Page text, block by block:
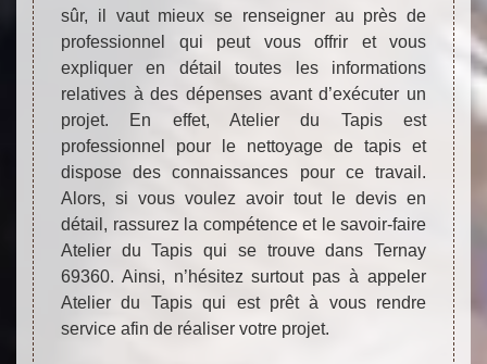
sûr, il vaut mieux se renseigner au près de
professionnel qui peut vous offrir et vous
expliquer en détail toutes les informations
relatives à des dépenses avant d’exécuter un
projet. En effet, Atelier du Tapis est
professionnel pour le nettoyage de tapis et
dispose des connaissances pour ce travail.
Alors, si vous voulez avoir tout le devis en
détail, rassurez la compétence et le savoir-faire
Atelier du Tapis qui se trouve dans Ternay
69360. Ainsi, n’hésitez surtout pas à appeler
Atelier du Tapis qui est prêt à vous rendre
service afin de réaliser votre projet.